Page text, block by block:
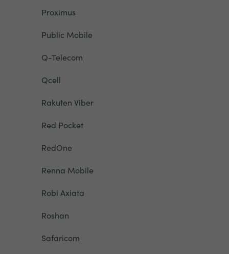
Proximus
Public Mobile
Q-Telecom
Qcell
Rakuten Viber
Red Pocket
RedOne
Renna Mobile
Robi Axiata
Roshan
Safaricom